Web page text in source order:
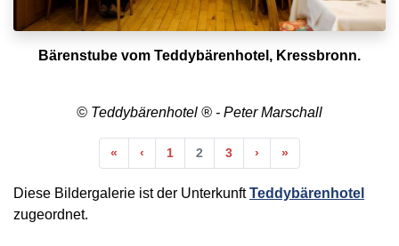
Bärenstube vom Teddybärenhotel, Kressbronn.
© Teddybärenhotel ® - Peter Marschall
« Anfang
‹ Vorherige
1 2 3 › Nächste
»
Diese Bildergalerie ist der UnterkunftTeddybärenhotel
zugeordnet.